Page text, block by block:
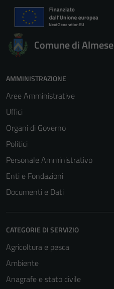
Comune di Almese
AMMINISTRAZIONE
Aree Amministrative
Uffici
Organi di Governo
Politici
Personale Amministrativo
Enti e Fondazioni
Documenti e Dati
CATEGORIE DI SERVIZIO
Agricoltura e pesca
Ambiente
Anagrafe e stato civile